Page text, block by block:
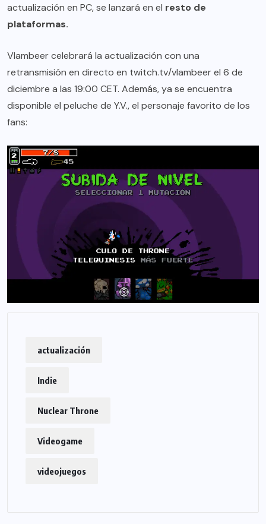
actualización en PC, se lanzará en el resto de
plataformas.
Vlambeer celebrará la actualización con una
retransmisión en directo en twitch.tv/vlambeer el 6 de
diciembre a las 19:00 CET. Además, ya se encuentra
disponible el peluche de Y.V., el personaje favorito de los
fans:
actualización
Indie
Nuclear Throne
Videogame
videojuegos